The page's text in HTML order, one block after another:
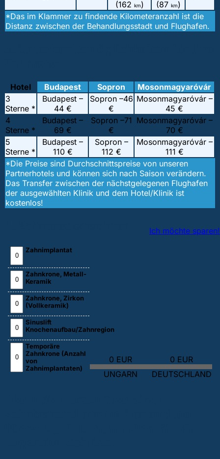
(162 km)
(87 km)
*Das im Klammer zu findende Kilometeranzahl ist die
Distanz zwischen der Behandlungsstadt und Flughafen.
Hotel Budapest Sopron
Mosonmagyaróvár
3
Sterne *
Budapest –
44 €
Sopron –46
€
Mosonmagyaróvár –
45 €
4
Sterne *
Budapest –
69 €
Sopron –71
€
Mosonmagyaróvár –
70 €
5
Sterne *
Budapest –
110 €
Sopron –
112 €
Mosonmagyaróvár –
111 €
*Die Preise sind Durchschnittspreise von unseren
Partnerhotels und können sich nach Saison verändern.
Das Transfer zwischen der nächstgelegenen Flughafen
der ausgewählten Klinik und dem Hotel/Klinik ist
kostenlos!
Ich möchte sparen!
Zahnimplantat
Zahnkrone, Metall-
Keramik
Zahnkrone, Zirkon
(Vollkeramik)
Sinuslift
Knochenaufbau/Zahnregion
Temporäre
Zahnkrone (Anzahl
von
Zahnimplantaten)
0 EUR
UNGARN
0 EUR
DEUTSCHLAND